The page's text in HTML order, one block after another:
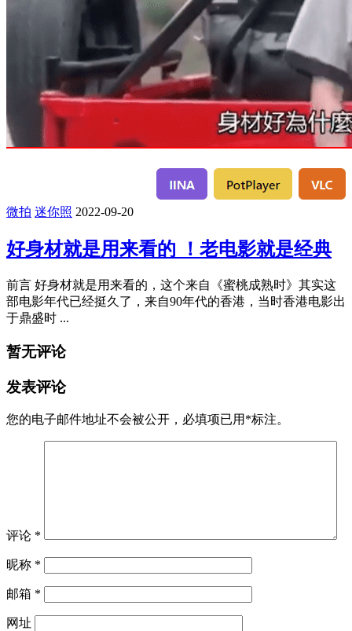
微拍 迷你照 2022-09-20
好身材就是用来看的 ！老电影就是经典
前言 好身材就是用来看的，这个来自《蜜桃成熟时》其实这
部电影年代已经挺久了，来自90年代的香港，当时香港电影出
于鼎盛时 ...
暂无评论
发表评论
您的电子邮件地址不会被公开， 必填项已用 *标注。
评论 *
昵称 *
邮箱 *
网址